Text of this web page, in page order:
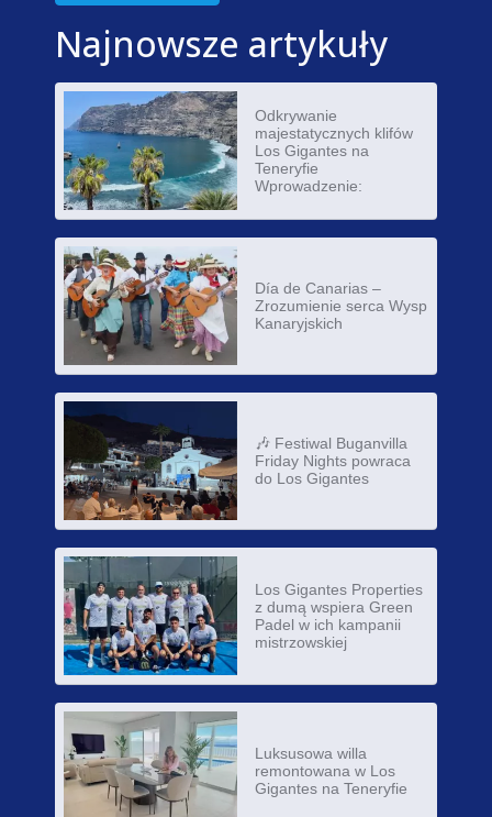
Najnowsze artykuły
Odkrywanie
majestatycznych klifów
Los Gigantes na
Teneryfie
Wprowadzenie:
Día de Canarias –
Zrozumienie serca Wysp
Kanaryjskich
🎶 Festiwal Buganvilla
Friday Nights powraca
do Los Gigantes
Los Gigantes Properties
z dumą wspiera Green
Padel w ich kampanii
mistrzowskiej
Luksusowa willa
remontowana w Los
Gigantes na Teneryfie